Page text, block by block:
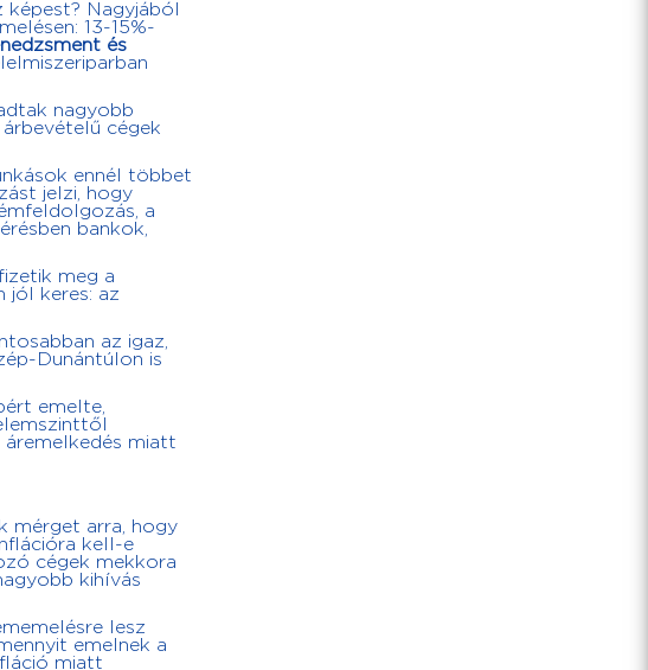
Nagyjából
13-15%-
és
nagyobb
cégek
ennél többet
jelzi, hogy
a
bankok,
meg a
jól keres: az
az igaz,
Dunántúlon is
emelte,
miatt
mérget arra, hogy
kell-e
cégek mekkora
kihívás
lesz
emelnek a
miatt